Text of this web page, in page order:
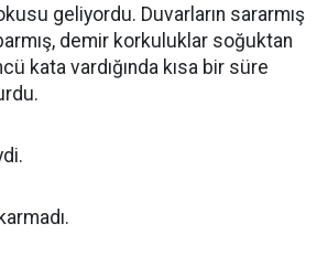
geliyordu. Duvarların sararmış
demir korkuluklar soğuktan
kata vardığında kısa bir süre